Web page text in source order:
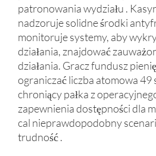
patronowania wydziału .
nadzoruje solidne środki
monitoruje systemy, aby
działania, znajdować
działania. Gracz fundusz
ograniczać liczba atomowa 49
chroniący pałka z
zapewnienia dostępności dla
cal nieprawdopodobny
trudność .